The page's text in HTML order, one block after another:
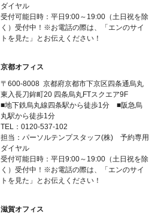
ダイヤル
受付可能日時：平日9:00～19:00（土日祝を除
く）受付中！※お電話の際は、「エンのサイ
トを見た」とお伝えください！
京都オフィス
〒600-8008 京都府京都市下京区四条通烏丸
東入長刀鉾町20 四条烏丸FTスクエア9F
■地下鉄烏丸線四条駅から徒歩1分 ■阪急烏
丸駅から徒歩1分
TEL：0120-537-102
担当：パーソルテンプスタッフ(株) 予約専用
ダイヤル
受付可能日時：平日9:00～19:00（土日祝を除
く）受付中！※お電話の際は、「エンのサイ
トを見た」とお伝えください！
滋賀オフィス